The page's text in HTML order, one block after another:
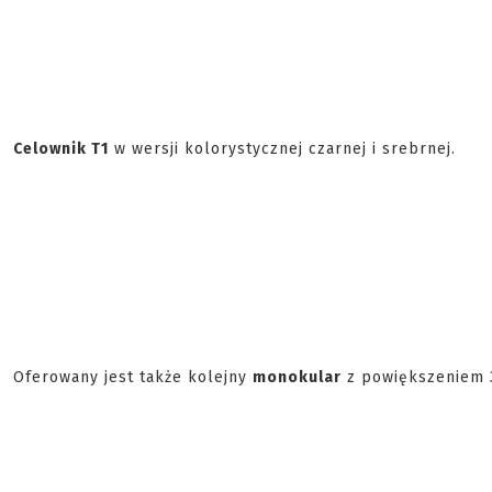
Celownik T1 w wersji kolorystycznej czarnej i srebrnej.
Oferowany jest także kolejny monokular z powiększeniem